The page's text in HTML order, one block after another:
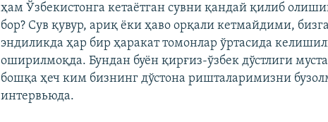
ҳам Ўзбекистонга кетаётган сувни қандай қилиб
бор? Сув қувур, ариқ ёки ҳаво орқали кетмайдими,
эндиликда ҳар бир ҳаракат томонлар ўртасида
оширилмоқда. Бундан буён қирғиз-ўзбек дўстлиги
бошқа ҳеч ким бизнинг дўстона ришталаримизни
интервьюда.